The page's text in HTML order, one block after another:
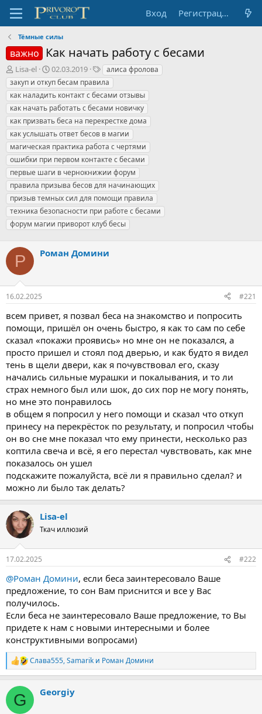
Вход Регистрация
Тёмные силы
важно Как начать работу с бесами
А
в
т
о
р
т
е
м
ы
Lisa-el
Д
а
т
а
н
а
ч
а
л
а
02.03.2019
Т
е
г
и
алиса фролова
закуп и откуп бесам правила
как наладить контакт с бесами отзывы
как начать работать с бесами новичку
как призвать беса на перекрестке дома
как услышать ответ бесов в магии
магическая практика работа с чертями
ошибки при первом контакте с бесами
первые шаги в чернокнижии форум
правила призыва бесов для начинающих
призыв темных сил для помощи правила
техника безопасности при работе с бесами
форум магии приворот клуб бесы
Р Роман Домини
16.02.2025 #221
всем привет, я позвал беса на знакомство и попросить
помощи, пришёл он очень быстро, я как то сам по себе
сказал «покажи проявись» но мне он не показался, а
просто пришел и стоял под дверью, и как будто я видел
тень в щели двери, как я почувствовал его, сказу
начались сильные мурашки и покалывания, и то ли
страх немного был или шок, до сих пор не могу понять,
но мне это понравилось
в общем я попросил у него помощи и сказал что откуп
принесу на перекрёсток по результату, и попросил чтобы
он во сне мне показал что ему принести, несколько раз
коптила свеча и всё, я его перестал чувствовать, как мне
показалось он ушел
подскажите пожалуйста, всё ли я правильно сделал? и
можно ли было так делать?
Lisa-el
Ткач иллюзий
17.02.2025 #222
@Роман Домини, если беса заинтересовало Ваше
предложение, то сон Вам приснится и все у Вас
получилось.
Если беса не заинтересовало Ваше предложение, то Вы
придете к нам с новыми интересными и более
конструктивными вопросами)
Р
е
к
ц
и
Слава555,Samarik и Роман Домини
G Georgiy